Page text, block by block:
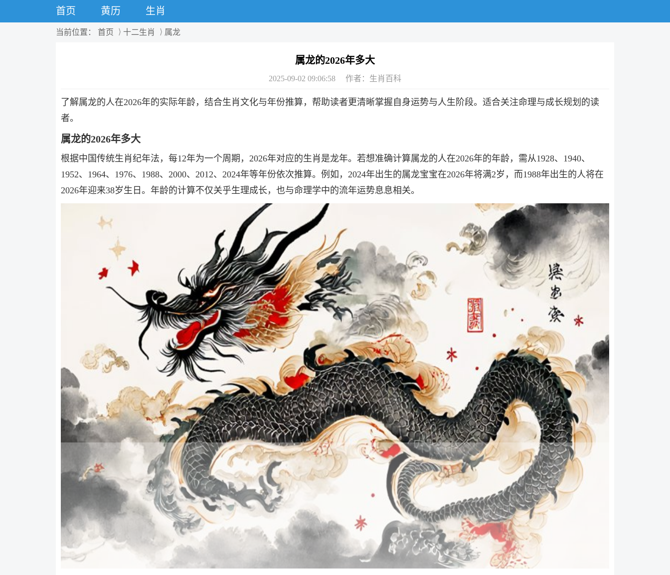
首页 黄历 生肖
当前位置： 首页 十二生肖 属龙
属龙的2026年多大
2025-09-02 09:06:58 作者： 生肖百科
了解属龙的人在2026年的实际年龄，结合生肖文化与年份推算，帮助读者更清晰掌握自身运势与人生阶段。适合关注命理与成长规划的读
者。
属龙的2026年多大
根据中国传统生肖纪年法，每12年为一个周期，2026年对应的生肖是龙年。若想准确计算属龙的人在2026年的年龄，需从1928、1940、
1952、1964、1976、1988、2000、2012、2024年等年份依次推算。例如，2024年出生的属龙宝宝在2026年将满2岁，而1988年出生的人将在
2026年迎来38岁生日。年龄的计算不仅关乎生理成长，也与命理学中的流年运势息息相关。